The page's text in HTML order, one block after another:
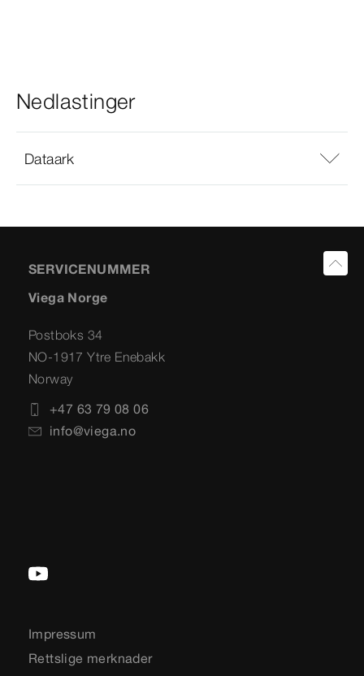
Nedlastinger
Dataark
SERVICENUMMER
Viega Norge
Postboks 34
NO-1917 Ytre Enebakk
Norway
+47 63 79 08 06
info@viega.no
Impressum
Rettslige merknader